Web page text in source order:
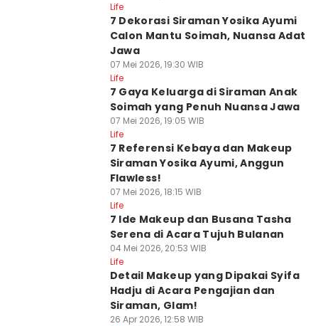
Life
7 Dekorasi Siraman Yosika Ayumi
Calon Mantu Soimah, Nuansa Adat
Jawa
07 Mei 2026, 19:30 WIB
Life
7 Gaya Keluarga di Siraman Anak
Soimah yang Penuh Nuansa Jawa
07 Mei 2026, 19:05 WIB
Life
7 Referensi Kebaya dan Makeup
Siraman Yosika Ayumi, Anggun
Flawless!
07 Mei 2026, 18:15 WIB
Life
7 Ide Makeup dan Busana Tasha
Serena di Acara Tujuh Bulanan
04 Mei 2026, 20:53 WIB
Life
Detail Makeup yang Dipakai Syifa
Hadju di Acara Pengajian dan
Siraman, Glam!
26 Apr 2026, 12:58 WIB